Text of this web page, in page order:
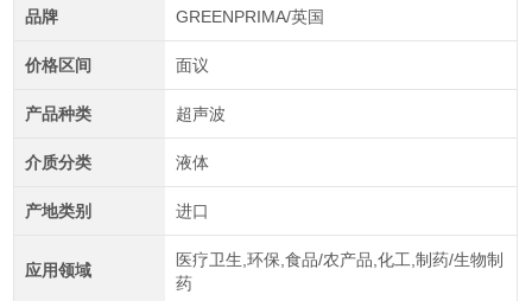
品牌 GREENPRIMA/英国
价格区间 面议
产品种类 超声波
介质分类 液体
产地类别 进口
应用领域
医疗卫生,环保,食品/农产品,化工,制药/生物制
药